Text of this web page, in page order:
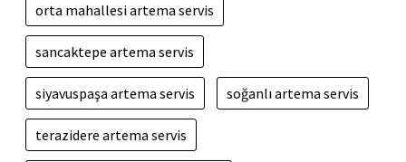
orta mahallesi artema servis
sancaktepe artema servis
siyavuspaşa artema servis soğanlı artema servis
terazidere artema servis